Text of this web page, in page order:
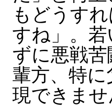
もどうす
すね」。
ずに悪戦
輩方、特
現できませ